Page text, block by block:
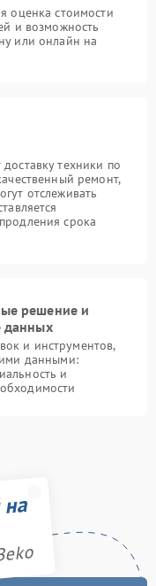
оценка стоимости
и возможность
или онлайн на
техники по
ремонт,
отслеживать
срока
решение и
данных
и инструментов,
данными:
и